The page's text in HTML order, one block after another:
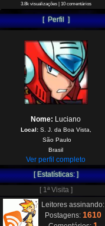
3.8k visualizações| 10 comentários
[ Perfil ]
Nome: Luciano
Local:S. J. da Boa Vista,
São Paulo
Brasil
Ver perfil completo
[ Estatísticas: ]
[ 1ª Visita ]
Leitores assinando:
Postagens: 1610